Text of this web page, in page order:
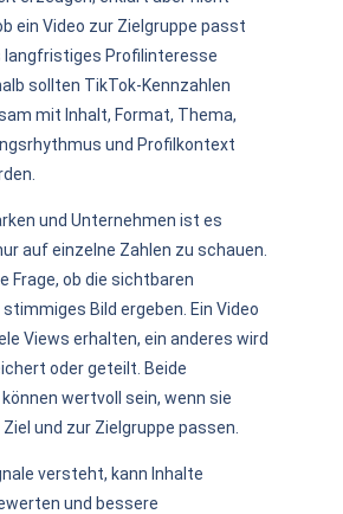
ein Video zur Zielgruppe passt
langfristiges Profilinteresse
sollten TikTok-Kennzahlen
mit Inhalt, Format, Thema,
und Profilkontext
und Unternehmen ist es
auf einzelne Zahlen zu schauen.
Frage, ob die sichtbaren
Bild ergeben. Ein Video
Views erhalten, ein anderes wird
oder geteilt. Beide
wertvoll sein, wenn sie
und zur Zielgruppe passen.
versteht, kann Inhalte
und bessere